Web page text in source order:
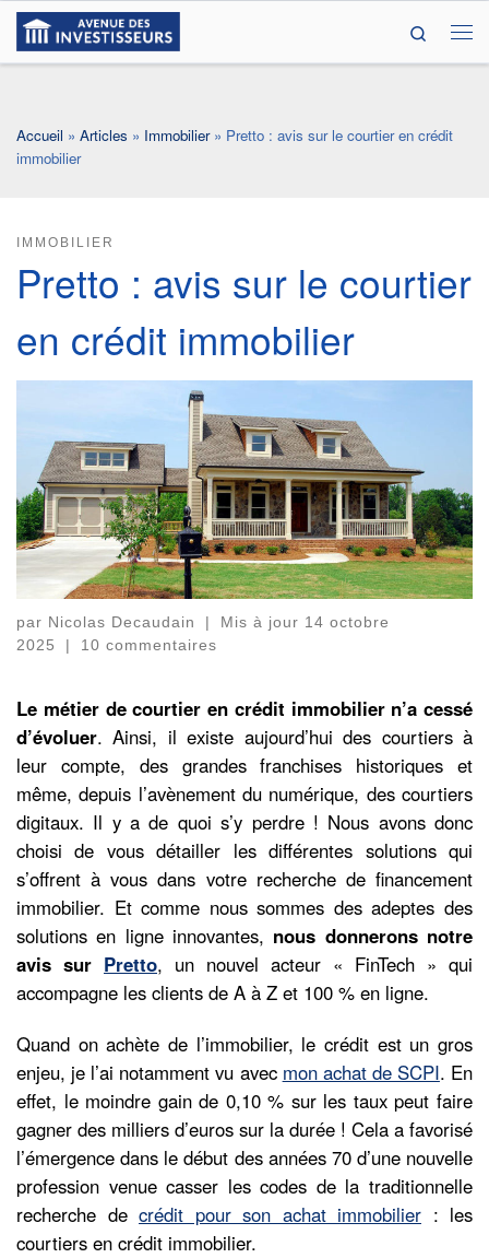
Passer au contenu
Search
Accueil » Articles » Immobilier » Pretto : avis sur le courtier en crédit
immobilier
IMMOBILIER
Pretto : avis sur le courtier
en crédit immobilier
par Nicolas Decaudain | Mis à jour 14 octobre
2025
| 10 commentaires
Le métier de courtier en crédit immobilier n’a cessé
d’évoluer. Ainsi, il existe aujourd’hui des courtiers à
leur compte, des grandes franchises historiques et
même, depuis l’avènement du numérique, des courtiers
digitaux. Il y a de quoi s’y perdre ! Nous avons donc
choisi de vous détailler les différentes solutions qui
s’offrent à vous dans votre recherche de financement
immobilier. Et comme nous sommes des adeptes des
solutions en ligne innovantes, nous donnerons notre
avis sur Pretto, un nouvel acteur « FinTech » qui
accompagne les clients de A à Z et 100 % en ligne.
Quand on achète de l’immobilier, le crédit est un gros
enjeu, je l’ai notamment vu avec mon achat de SCPI. En
effet, le moindre gain de 0,10 % sur les taux peut faire
gagner des milliers d’euros sur la durée ! Cela a favorisé
l’émergence dans le début des années 70 d’une nouvelle
profession venue casser les codes de la traditionnelle
recherche de crédit pour son achat immobilier : les
courtiers en crédit immobilier.